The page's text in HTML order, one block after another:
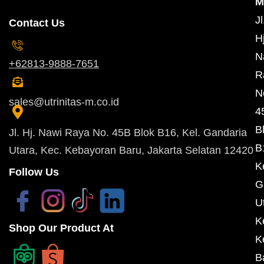
Contact Us
+62813-9888-7651
sales@utrinitas-m.co.id
Jl. Hj. Nawi Raya No. 45B Blok B16, Kel. Gandaria
Utara, Kec. Kebayoran Baru, Jakarta Selatan 12420
Follow Us
Shop Our Product At